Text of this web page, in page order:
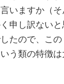
いますか（
申し訳ない
したので、こ
う類の特徴